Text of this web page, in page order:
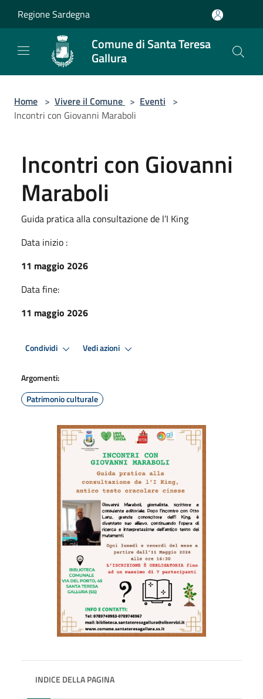
Regione Sardegna
Comune di Santa Teresa
Gallura
Home > Vivere il Comune > Eventi >
Incontri con Giovanni Maraboli
Incontri con Giovanni
Maraboli
Guida pratica alla consultazione de l’I King
Data inizio :
11 maggio 2026
Data fine:
11 maggio 2026
Condividi Vedi azioni
Argomenti:
Patrimonio culturale
INDICE DELLA PAGINA